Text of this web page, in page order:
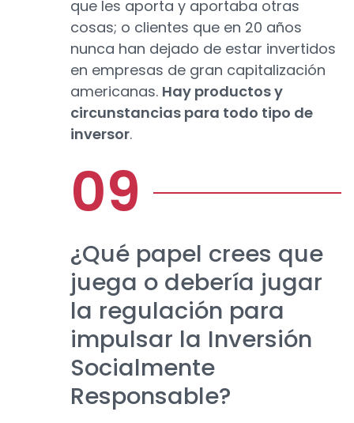
que les aporta y aportaba otras
cosas; o clientes que en 20 años
nunca han dejado de estar invertidos
en empresas de gran capitalización
americanas. Hay productos y
circunstancias para todo tipo de
inversor.
¿Qué papel crees que
juega o debería jugar
la regulación para
impulsar la Inversión
Socialmente
Responsable?